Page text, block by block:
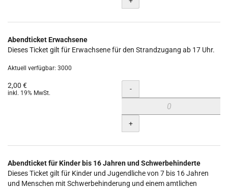
Abendticket Erwachsene
Dieses Ticket gilt für Erwachsene für den Strandzugang ab 17 Uhr.
Aktuell verfügbar: 3000
2,00 €
inkl. 19% MwSt. Menge
-
+
Abendticket für Kinder bis 16 Jahren und Schwerbehinderte
Dieses Ticket gilt für Kinder und Jugendliche von 7 bis 16 Jahren
und Menschen mit Schwerbehinderung und einem amtlichen